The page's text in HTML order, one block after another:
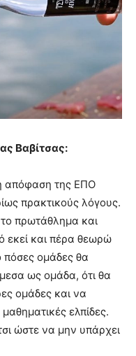
Βαβίτσας:
απόφαση της ΕΠΟ
πρακτικούς λόγους.
πρωτάθλημα και
εκεί και πέρα θεωρώ
ομάδες θα
ως ομάδα, ότι θα
ομάδες και να
ελπίδες.
ώστε να μην υπάρχει